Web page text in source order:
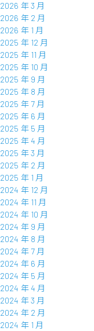
2026 年 3 月
2026 年 2 月
2026 年 1 月
2025 年 12 月
2025 年 11 月
2025 年 10 月
2025 年 9 月
2025 年 8 月
2025 年 7 月
2025 年 6 月
2025 年 5 月
2025 年 4 月
2025 年 3 月
2025 年 2 月
2025 年 1 月
2024 年 12 月
2024 年 11 月
2024 年 10 月
2024 年 9 月
2024 年 8 月
2024 年 7 月
2024 年 6 月
2024 年 5 月
2024 年 4 月
2024 年 3 月
2024 年 2 月
2024 年 1 月